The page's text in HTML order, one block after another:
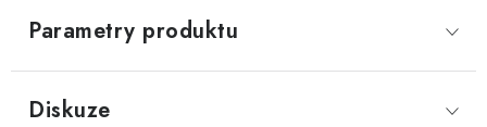
Parametry produktu
Diskuze